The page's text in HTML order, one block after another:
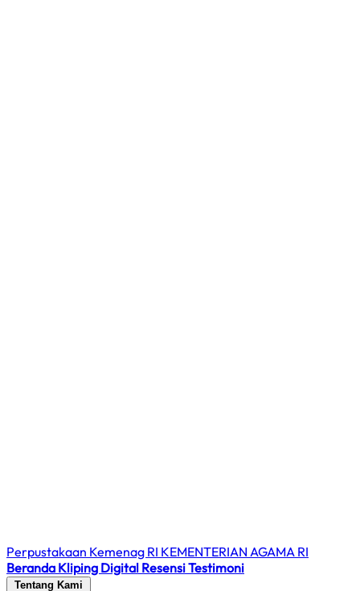
Perpustakaan Kemenag RI KEMENTERIAN AGAMA RI
Beranda Kliping Digital ResensiTestimoni
Tentang Kami